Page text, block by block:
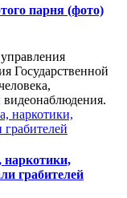
парня (фото)
Государственной
видеонаблюдения.
наркотики,
грабителей